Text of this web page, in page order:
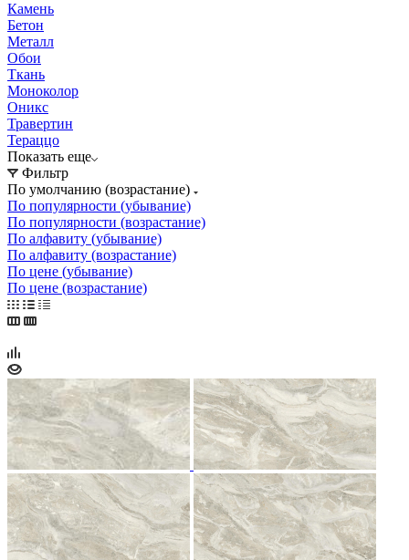
Камень
Бетон
Металл
Обои
Ткань
Моноколор
Оникс
Травертин
Тераццо
Показать еще
Фильтр
По умолчанию (возрастание)
По популярности (убывание)
По популярности (возрастание)
По алфавиту (убывание)
По алфавиту (возрастание)
По цене (убывание)
По цене (возрастание)